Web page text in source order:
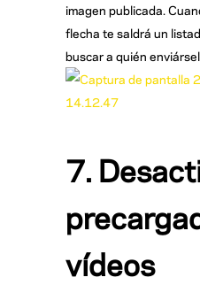
imagen publicada.
flecha te saldrá un
buscar a quién
7.
vídeos